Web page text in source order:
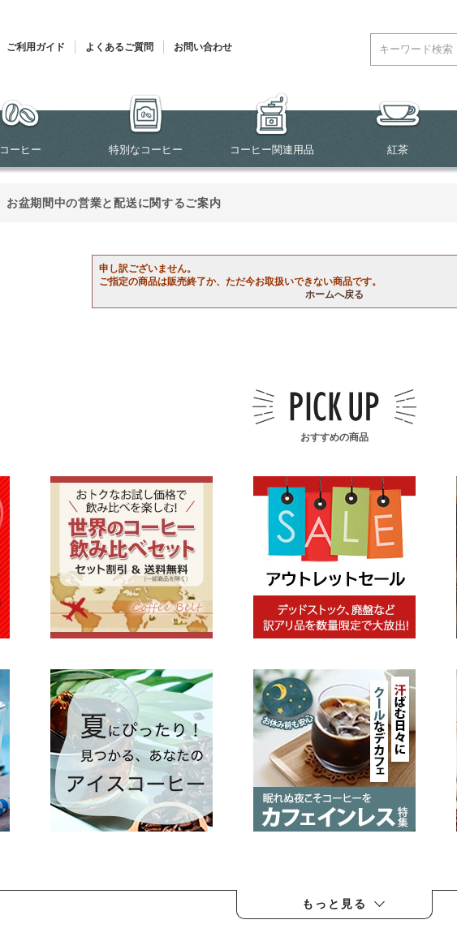
ご利用ガイド よくあるご質問
お問い合わせ
コーヒー 特別なコーヒー コーヒー関連用品 紅茶
お盆期間中の営業と配送に関するご案内
申し訳ございません。
ご指定の商品は販売終了か、ただ今お取扱いできない商品です。
ホームへ戻る
おすすめの商品
もっと見る